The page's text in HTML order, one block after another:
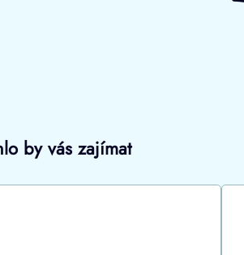
by vás zajímat